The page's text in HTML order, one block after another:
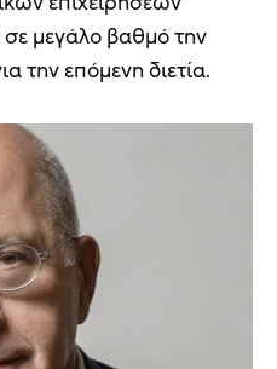
σε μεγάλο βαθμό την
την επόμενη διετία.